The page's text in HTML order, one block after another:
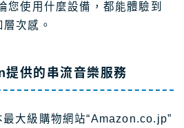
您使用什麼設備，都能體驗到
次感。
供的串流音樂服務
大級購物網站“Amazon.co.jp”